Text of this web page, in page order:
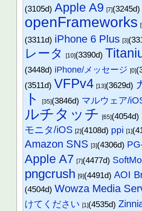
(3105d)Apple A9 [7]
openFrameworks
(3311d) iPhone 6 Plus [3]
レータ [10](3390d)
(3448d) iPhone/メッセージ [0]
(3511d) VFPv4 [13](3629d)
ト [35](3846d) マルウェア/
ルチタッチ [65](4054d)
モニタ/iOS [2](4108d) ppi [1]
Amazon SNS [3](4306d)
Apple A7 [7](4477d)
pngcrush [9](4491d)AOI
(4504d)Wowza Media
けてください [1](4535d)